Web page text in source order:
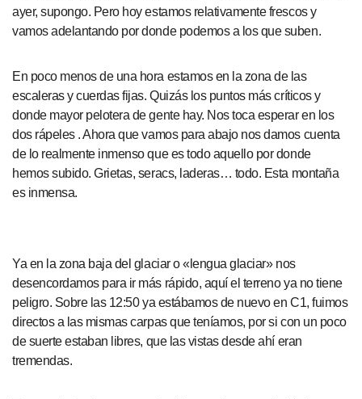
ayer, supongo. Pero hoy estamos relativamente frescos y
vamos adelantando por donde podemos a los que suben.
En poco menos de una hora estamos en la zona de las
escaleras y cuerdas fijas. Quizás los puntos más críticos y
donde mayor pelotera de gente hay. Nos toca esperar en los
dos rápeles . Ahora que vamos para abajo nos damos cuenta
de lo realmente inmenso que es todo aquello por donde
hemos subido. Grietas, seracs, laderas… todo. Esta montaña
es inmensa.
Ya en la zona baja del glaciar o «lengua glaciar» nos
desencordamos para ir más rápido, aquí el terreno ya no tiene
peligro. Sobre las 12:50 ya estábamos de nuevo en C1, fuimos
directos a las mismas carpas que teníamos, por si con un poco
de suerte estaban libres, que las vistas desde ahí eran
tremendas.